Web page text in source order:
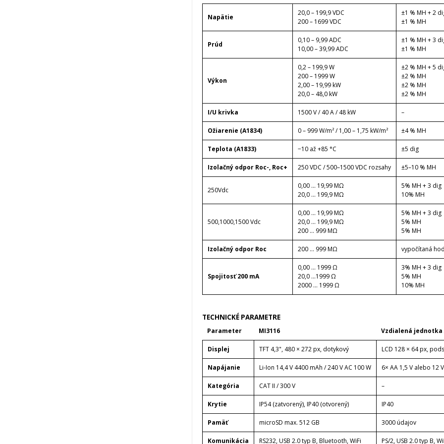
Napätie
20,0 – 199,9 VDC
200 – 1699 VDC
±1 % MH + 2
±1 % MH
Prúd
0,10 – 9,99 ADC
10,00 – 39,99 ADC
±1 % MH + 3
±1 % MH
Výkon
0,2 – 199,9 W
200 – 1999 W
2,00 – 19,99 kW
20,0 – 48,0 kW
±2 % MH + 5
±2 % MH
±2 % MH
±2 % MH
I/U krivka 1500 V / 40 A / 48 kW –
Ožiarenie (A1834) 0 – 999 W/m² / 1,00 – 1,75 kW/m² ±4 % MH
Teplota (A1833) −10 až +85 °C ±5 dig
Izolačný odpor Roc-, Roc+ 250 VDC / 500–1500 VDC rozsahy ±5–10 % MH
250Vdc
0,00 ... 19,99 MΩ
20,0 ... 199,9 MΩ
5% MH + 3 dig
10% MH
500,1000,1500 Vdc
0,00 ... 19,99 MΩ
20,0 ... 199,9 MΩ
200 ... 999 MΩ
5% MH + 3 dig
5% MH
5% MH
Izolačný odpor Roc 200 ... 999 MΩ vypočítaná
Spojitosť 200 mA
0,00 ... 1999 Ω
20,0 ...1999 Ω
2000 ... 1999 Ω
3% MH + 3 dig
5% MH
10% MH
TECHNICKÉ PARAMETRE
Parameter MI3116 Vzdialená jednotka
Displej TFT 4,3", 480 × 272 px, dotykový LCD 128 × 64 px,
Napájanie Li-Ion 14,4 V 4400 mAh / 240 V AC 100 W 6× AA 1,5 V alebo 12
Kategória CAT II / 300 V –
Krytie IP54 (zatvorený), IP40 (otvorený) IP40
Pamäť microSD max. 512 GB 3000 údajov
Komunikácia RS232, USB 2.0 typ B, Bluetooth, WiFi PS/2, USB 2.0 typ B,